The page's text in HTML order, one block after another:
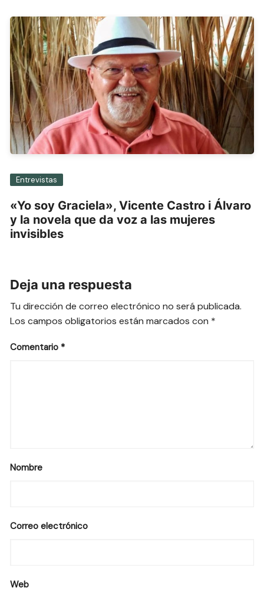
Entrevistas
«Yo soy Graciela», Vicente Castro i Álvaro
y la novela que da voz a las mujeres
invisibles
Deja una respuesta
Tu dirección de correo electrónico no será publicada.
Los campos obligatorios están marcados con *
Comentario *
Nombre
Correo electrónico
Web